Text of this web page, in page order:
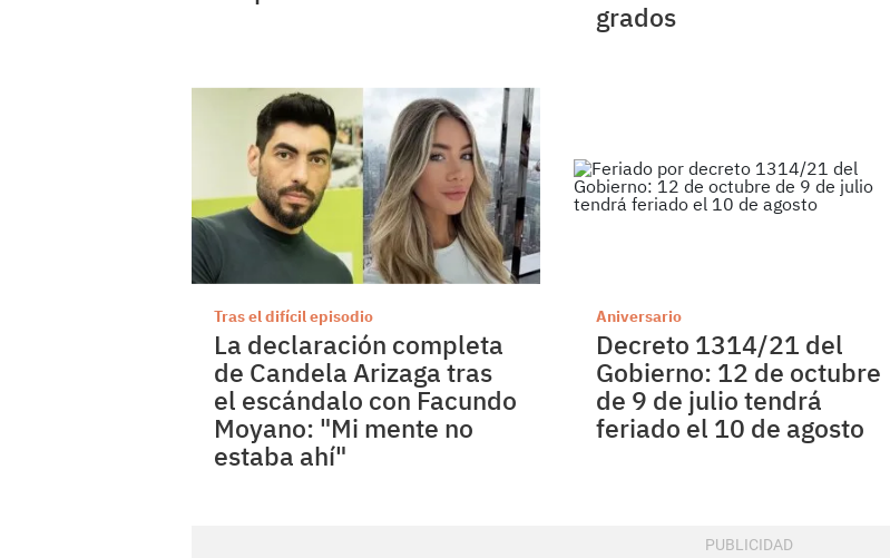
grados
Tras el difícil episodio
La declaración completa
de Candela Arizaga tras
el escándalo con Facundo
Moyano: "Mi mente no
estaba ahí"
Aniversario
Decreto 1314/21 del
Gobierno: 12 de octubre
de 9 de julio tendrá
feriado el 10 de agosto